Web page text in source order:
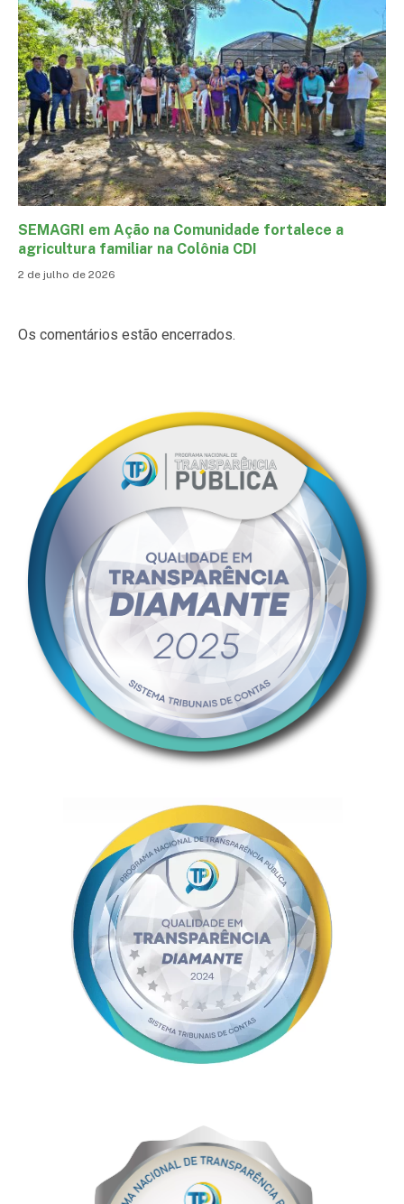
SEMAGRI em Ação na Comunidade fortalece a
agricultura familiar na Colônia CDI
2 de julho de 2026
Os comentários estão encerrados.